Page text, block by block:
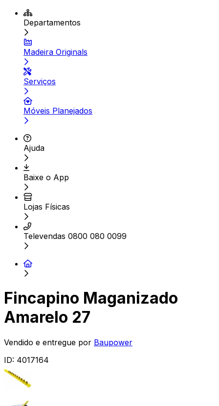
Departamentos
Madeira Originals
Serviços
Móveis Planejados
Ajuda
Baixe o App
Lojas Físicas
Televendas 0800 080 0099
Fincapino Maganizado
Amarelo 27
Vendido e entregue por Baupower
ID: 4017164